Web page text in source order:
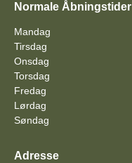
Normale Åbningstider
Mandag
Tirsdag
Onsdag
Torsdag
Fredag
Lørdag
Søndag
Adresse